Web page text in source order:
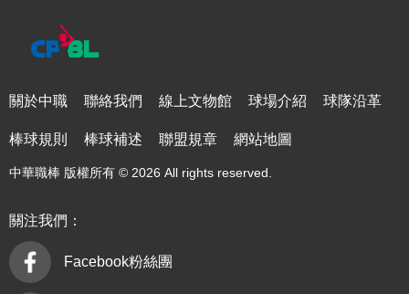
關於中職 聯絡我們 線上文物館 球場介紹 球隊沿革
棒球規則 棒球補述 聯盟規章 網站地圖
中華職棒 版權所有 © 2026 All rights reserved.
關注我們：
Facebook粉絲團